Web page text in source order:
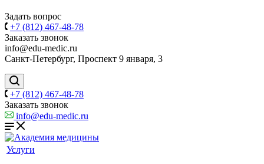
Задать вопрос
+7 (812) 467-48-78
Заказать звонок
info@edu-medic.ru
Санкт-Петербург, Проспект 9 января, 3
+7 (812) 467-48-78
Заказать звонок
info@edu-medic.ru
Услуги